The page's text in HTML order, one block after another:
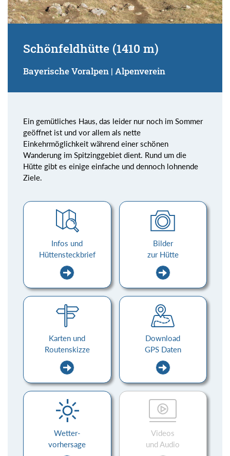
Schönfeldhütte (1410 m)
Bayerische Voralpen | Alpenverein
Ein gemütliches Haus, das leider nur noch im Sommer
geöffnet ist und vor allem als nette
Einkehrmöglichkeit während einer schönen
Wanderung im Spitzinggebiet dient. Rund um die
Hütte gibt es einige einfache und dennoch lohnende
Ziele.
Infos und
Hüttensteckbrief
Bilder
zur Hütte
Karten und
Routenskizze
Download
GPS Daten
Wetter-
vorhersage
Videos
und Audio